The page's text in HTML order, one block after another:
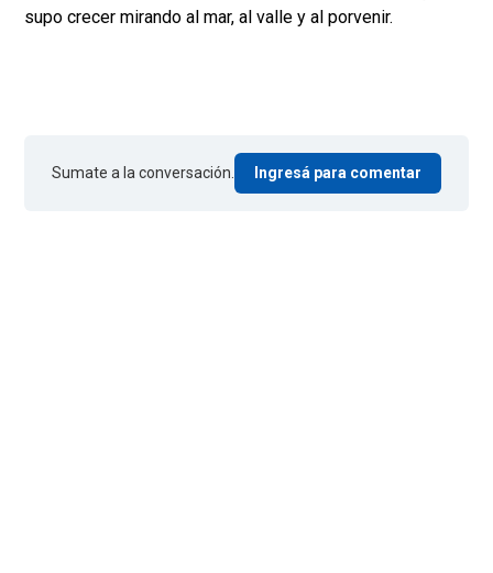
supo crecer mirando al mar, al valle y al porvenir.
Sumate a la conversación. Ingresá para comentar